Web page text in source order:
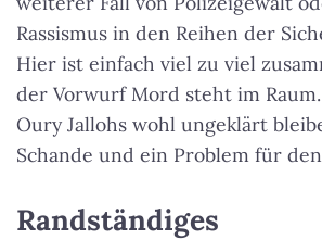
Rassismus in den Reihen der
Hier ist einfach viel zu viel
der Vorwurf Mord steht im
Oury Jallohs wohl ungeklärt
Schande und ein Problem für
Randständiges